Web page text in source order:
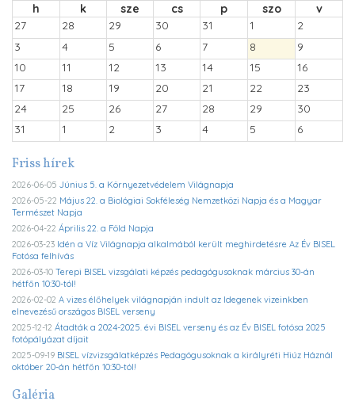
h k sze cs p szo
v
27
28 29 30 31 1
2
3
4 5 6 7 8
9
10
11 12 13 14 15
16
17
18 19 20 21 22
23
24
25 26 27 28 29
30
31
1 2 3 4 5 6
Friss hírek
2026-06-05 Június 5. a Környezetvédelem Világnapja
2026-05-22 Május 22. a Biológiai Sokféleség Nemzetközi Napja és a Magyar
Természet Napja
2026-04-22 Április 22. a Föld Napja
2026-03-23 Idén a Víz Világnapja alkalmából került meghirdetésre Az Év BISEL
Fotósa felhívás
2026-03-10 Terepi BISEL vizsgálati képzés pedagógusoknak március 30-án
hétfőn 10:30-tól!
2026-02-02 A vizes élőhelyek világnapján indult az Idegenek vizeinkben
elnevezésű országos BISEL verseny
2025-12-12 Átadták a 2024-2025. évi BISEL verseny és az Év BISEL fotósa 2025
fotópályázat díjait
2025-09-19 BISEL vízvizsgálatképzés Pedagógusoknak a királyréti Hiúz Háznál
október 20-án hétfőn 10:30-tól!
Galéria